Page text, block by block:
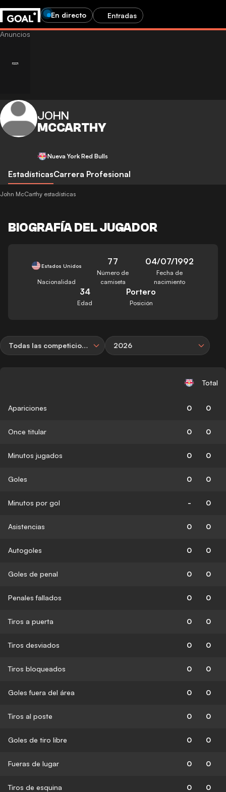
En directo Entradas
JOHN
MCCARTHY
Nueva York Red Bulls
EstadísticasCarrera Profesional
John McCarthy estadísticas
BIOGRAFÍA DEL JUGADOR
Estados Unidos
Nacionalidad
77
Número de
camiseta
04/07/1992
Fecha de
nacimiento
34
Edad
Portero
Posición
Todas las competiciones 2026
Total
Apariciones 0 0
Once titular 0 0
Minutos jugados 0 0
Goles 0 0
Minutos por gol - 0
Asistencias 0 0
Autogoles 0 0
Goles de penal 0 0
Penales fallados 0 0
Tiros a puerta 0 0
Tiros desviados 0 0
Tiros bloqueados 0 0
Goles fuera del área 0 0
Tiros al poste 0 0
Goles de tiro libre 0 0
Fueras de lugar 0 0
Tiros de esquina 0 0